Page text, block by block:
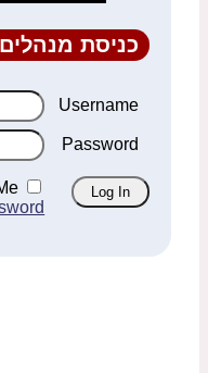
כניסת מנהלים
Username
Password